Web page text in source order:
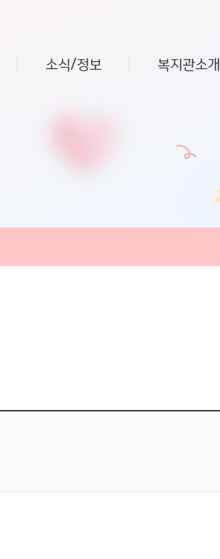
소식/정보 복지관소개